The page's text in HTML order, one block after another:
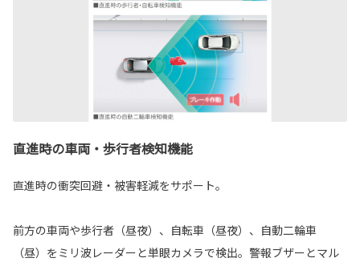
直進時の車両・歩行者検知機能
直進時の衝突回避・被害軽減をサポート。
前方の車両や歩行者（昼夜）、自転車（昼夜）、自動二輪車
（昼）をミリ波レーダーと単眼カメラで検出。警報ブザーとマル